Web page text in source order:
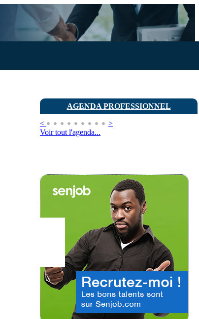
AGENDA PROFESSIONNEL
<
>
Voir tout l'agenda...